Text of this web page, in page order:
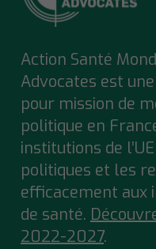
Action Santé
Advocates est
pour mission de
politique en
institutions de
politiques et les
efficacement aux
de santé.
2022-2027.